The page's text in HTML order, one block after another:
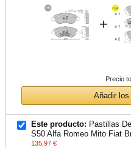
+
Precio
Añadir
Este producto: Pastillas
S50 Alfa Romeo Mito Fiat
135,97 €